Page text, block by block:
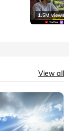
1.5M views
View all